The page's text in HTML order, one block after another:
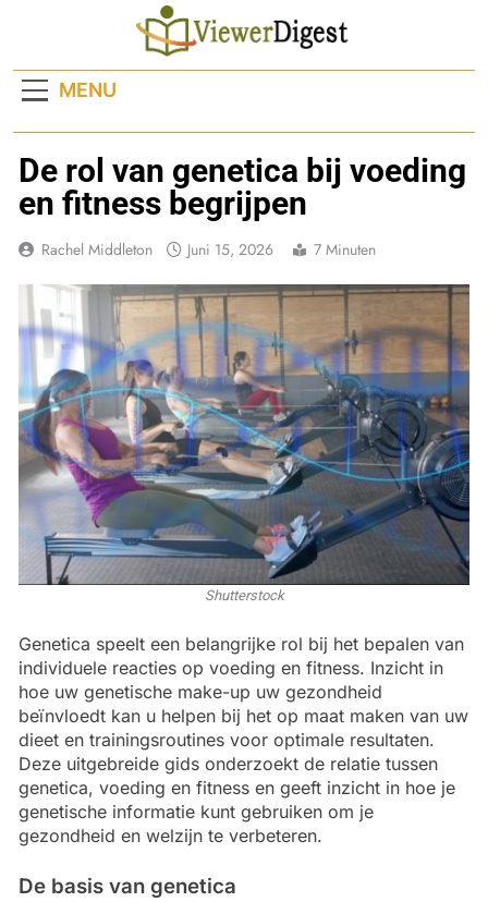
inhoud MENU
De rol van genetica bij voeding
en fitness begrijpen
Rachel Middleton Juni 15, 2026 7 Minuten
Shutterstock
Genetica speelt een belangrijke rol bij het bepalen van
individuele reacties op voeding en fitness. Inzicht in
hoe uw genetische make-up uw gezondheid
beïnvloedt kan u helpen bij het op maat maken van uw
dieet en trainingsroutines voor optimale resultaten.
Deze uitgebreide gids onderzoekt de relatie tussen
genetica, voeding en fitness en geeft inzicht in hoe je
genetische informatie kunt gebruiken om je
gezondheid en welzijn te verbeteren.
De basis van genetica